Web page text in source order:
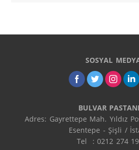
SOSYAL
BULVAR
Adres: Gayrettepe Mah. Yıldız
Esentepe - Şişli /
Tel  : 0212 274